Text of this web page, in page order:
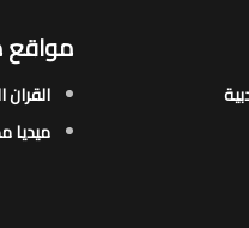
القران
ميديا